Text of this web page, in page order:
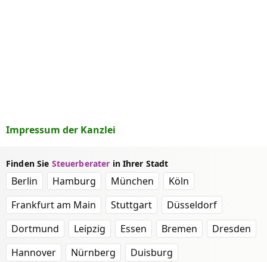
Impressum der Kanzlei
Finden Sie Steuerberater in Ihrer Stadt
Berlin Hamburg München
Köln
Frankfurt am Main
Stuttgart
Düsseldorf
Dortmund
Leipzig Essen Bremen
Dresden
Hannover
Nürnberg Duisburg